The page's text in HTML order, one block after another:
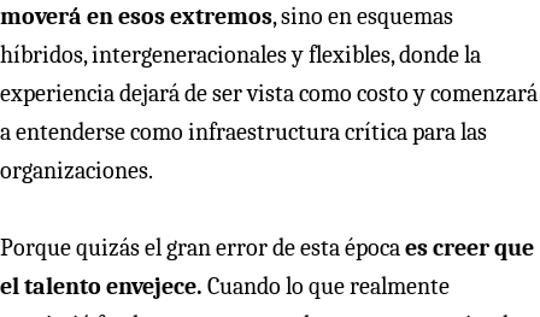
moverá en esos extremos, sino en esquemas
híbridos, intergeneracionales y flexibles, donde la
experiencia dejará de ser vista como costo y comenzará
a entenderse como infraestructura crítica para las
organizaciones.
Porque quizás el gran error de esta épocaes creer que
el talento envejece. Cuando lo que realmente